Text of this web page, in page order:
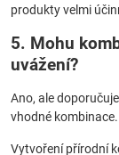
produkty velmi
5. Mohu
uvážení?
Ano, ale
vhodné kombinace.
Vytvoření přírodní